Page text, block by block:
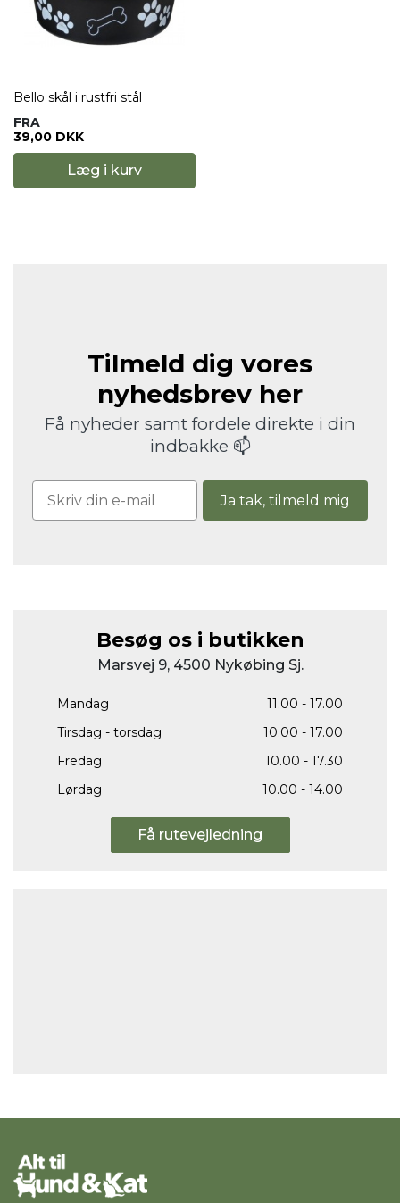
Bello skål i rustfri stål
FRA
39,00 DKK
Læg i kurv
Tilmeld dig vores
nyhedsbrev her
Få nyheder samt fordele direkte i din
indbakke 📫
Ja tak, tilmeld mig
Besøg os i butikken
Marsvej 9, 4500 Nykøbing Sj.
Mandag
11.00 - 17.00
Tirsdag - torsdag
10.00 - 17.00
Fredag
10.00 - 17.30
Lørdag
10.00 - 14.00
Få rutevejledning